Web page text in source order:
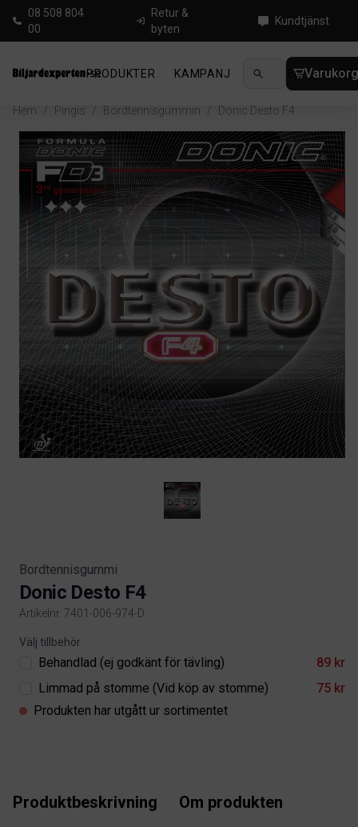
08 508 804
00
Retur &
byten
Kundtjänst
PRODUKTER KAMPANJ NYHETER
Hem / Pingis / Bordtennisgummin / Donic Desto F4
Bordtennisgummi
Donic Desto F4
Artikelnr. 7401-006-974-D
Product information
Välj tillbehör
Behandlad (ej godkänt för tävling)
89 kr
Limmad på stomme (Vid köp av stomme)
75 kr
Produkten har utgått ur sortimentet
Produktbeskrivning Om produkten